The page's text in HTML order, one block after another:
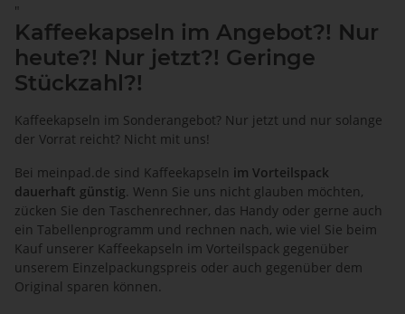
"
Kaffeekapseln im Angebot?! Nur
heute?! Nur jetzt?! Geringe
Stückzahl?!
Kaffeekapseln im Sonderangebot? Nur jetzt und nur solange
der Vorrat reicht? Nicht mit uns!
Bei meinpad.de sind Kaffeekapseln im Vorteilspack
dauerhaft günstig . Wenn Sie uns nicht glauben möchten,
zücken Sie den Taschenrechner, das Handy oder gerne auch
ein Tabellenprogramm und rechnen nach, wie viel Sie beim
Kauf unserer Kaffeekapseln im Vorteilspack gegenüber
unserem Einzelpackungspreis oder auch gegenüber dem
Original sparen können.